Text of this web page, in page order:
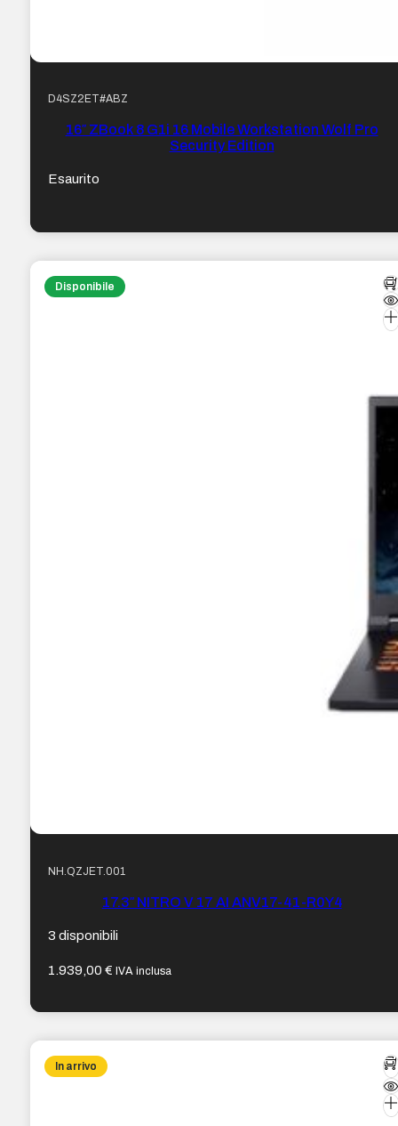
D4SZ2ET#ABZ
16″ ZBook 8 G1i 16 Mobile Workstation Wolf Pro
Security Edition
Esaurito
Disponibile
NH.QZJET.001
17.3″ NITRO V 17 AI ANV17-41-R0Y4
3 disponibili
1.939,00€ IVA inclusa
In arrivo